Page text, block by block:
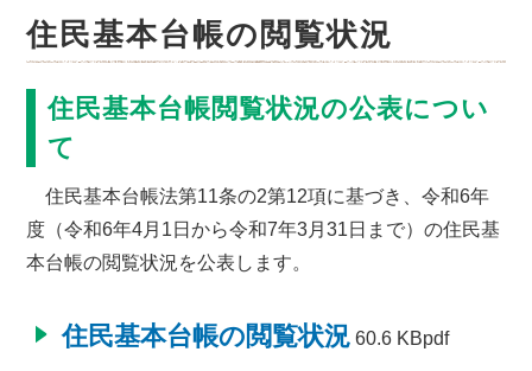
住民基本台帳の閲覧状況
住民基本台帳閲覧状況の公表につい
て
住民基本台帳法第11条の2第12項に基づき、令和6年
度（令和6年4月1日から令和7年3月31日まで）の住民基
本台帳の閲覧状況を公表します。
住民基本台帳の閲覧状況 60.6 KBpdf